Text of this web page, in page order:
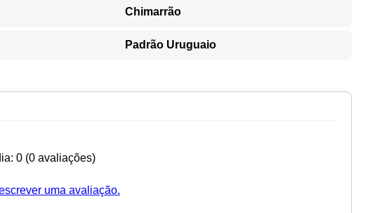
Chimarrão
Padrão Uruguaio
0 (0 avaliações)
uma avaliação.